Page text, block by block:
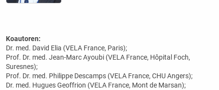
Koautoren:
Dr. med. David Elia (VELA France, ­Paris);
Prof. Dr. med. Jean-Marc Ayoubi (VELA France, Hôpital Foch,
Suresnes);
Prof. Dr. med. ­Philippe Descamps (VELA France, CHU Angers);
Dr. med. Hugues Geoffrion (VELA France, Mont de Marsan);